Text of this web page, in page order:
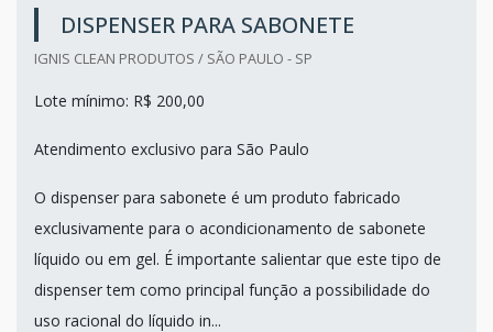
DISPENSER PARA SABONETE
IGNIS CLEAN PRODUTOS / SÃO PAULO - SP
Lote mínimo: R$ 200,00
Atendimento exclusivo para São Paulo
O dispenser para sabonete é um produto fabricado
exclusivamente para o acondicionamento de sabonete
líquido ou em gel. É importante salientar que este tipo de
dispenser tem como principal função a possibilidade do
uso racional do líquido in...